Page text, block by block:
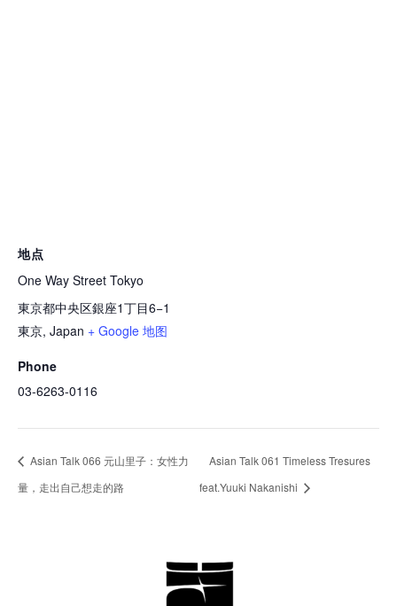
地点
One Way Street Tokyo
東京都中央区銀座1丁目6−1
東京, Japan + Google 地图
Phone
03-6263-0116
Asian Talk 066 元山里子：女性力
量，走出自己想走的路
Asian Talk 061 Timeless Tresures
feat.Yuuki Nakanishi